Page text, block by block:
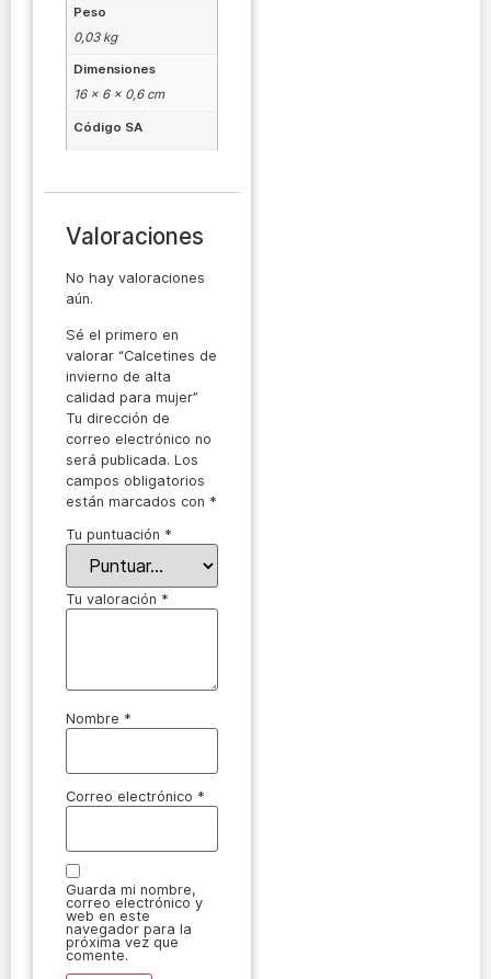
Peso
0,03 kg
Dimensiones
16 × 6 × 0,6 cm
Código SA
Valoraciones
No hay valoraciones
aún.
Sé el primero en
valorar “Calcetines de
invierno de alta
calidad para mujer”
Tu dirección de
correo electrónico no
será publicada. Los
campos obligatorios
están marcados con *
Tu puntuación *
Tu valoración *
Nombre *
Correo electrónico *
Guarda mi nombre,
correo electrónico y
web en este
navegador para la
próxima vez que
comente.